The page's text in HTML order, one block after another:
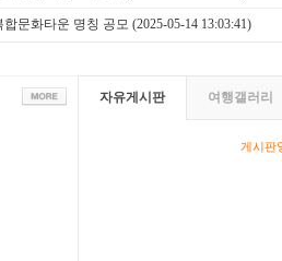
문화타운 명칭 공모 (2025-05-14 13:03:41)
자유게시판 여행갤러리
게시판